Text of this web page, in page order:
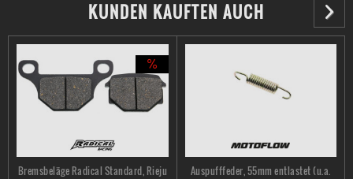
KUNDEN KAUFTEN AUCH
Bremsbeläge Radical Standard, Rieju
Auspufffeder, 55mm entlastet (u.a.